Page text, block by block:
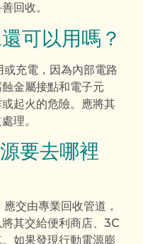
回收。
可以用嗎？
充電，因為內部電路
金屬接點和電子元
起火的危險。應將其
理。
要去哪裡
交由專業回收管道，
其交給便利商店、3C
如果發現行動電源膨